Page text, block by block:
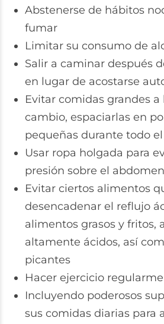
Abstenerse de hábitos
fumar
Limitar su consumo de
Salir a caminar después
en lugar de acostarse
Evitar comidas grandes a
cambio, espaciarlas en
pequeñas durante todo
Usar ropa holgada para
presión sobre el abdomen
Evitar ciertos alimentos
desencadenar el reflujo
alimentos grasos y fritos,
altamente ácidos, así
picantes
Hacer ejercicio
Incluyendo poderosos
sus comidas diarias para